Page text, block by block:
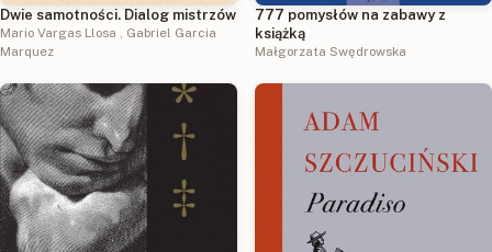
Dwie samotności. Dialog mistrzów
Mario Vargas Llosa
Gabriel Garcia
Marquez
777 pomysłów na zabawy z
książką
Małgorzata Swędrowska